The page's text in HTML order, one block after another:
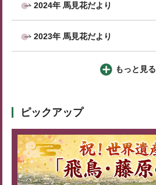
2024年 馬見花だより
2023年 馬見花だより
もっと見る
ピックアップ